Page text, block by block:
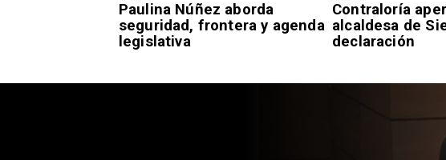
Paulina Núñez aborda
seguridad, frontera y agenda
legislativa
Contraloría
alcaldesa de
declaración